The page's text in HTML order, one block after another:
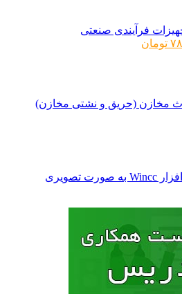
فرآیندی صنعتی
قیمت
(حریق و نشتی مخازن)